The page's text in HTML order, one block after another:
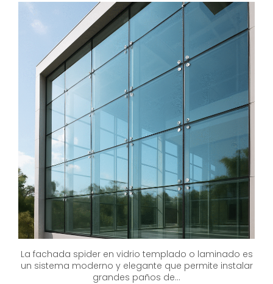
La fachada spider en vidrio templado o laminado es
un sistema moderno y elegante que permite instalar
grandes paños de...